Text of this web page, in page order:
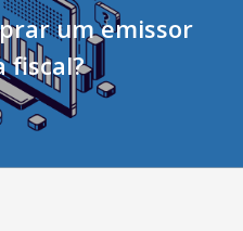
um emissor
fiscal?